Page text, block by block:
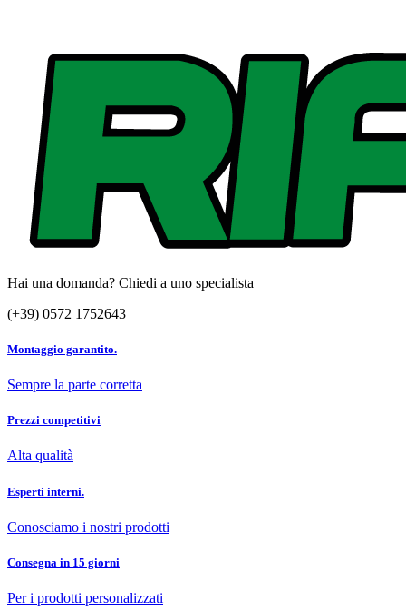
Hai una domanda? Chiedi a uno specialista
(+39) 0572 1752643
Montaggio garantito.
Sempre la parte corretta
Prezzi competitivi
Alta qualità
Esperti interni.
Conosciamo i nostri prodotti
Consegna in 15 giorni
Per i prodotti personalizzati